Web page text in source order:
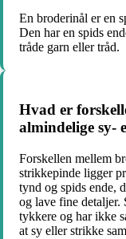
En broderinål er en
Den har en spids
tråde garn eller tråd.
Hvad er
almindelige sy-
Forskellen mellem
strikkepinde ligger
tynd og spids ende,
og lave fine detaljer.
tykkere og har ikke
at sy eller strikke